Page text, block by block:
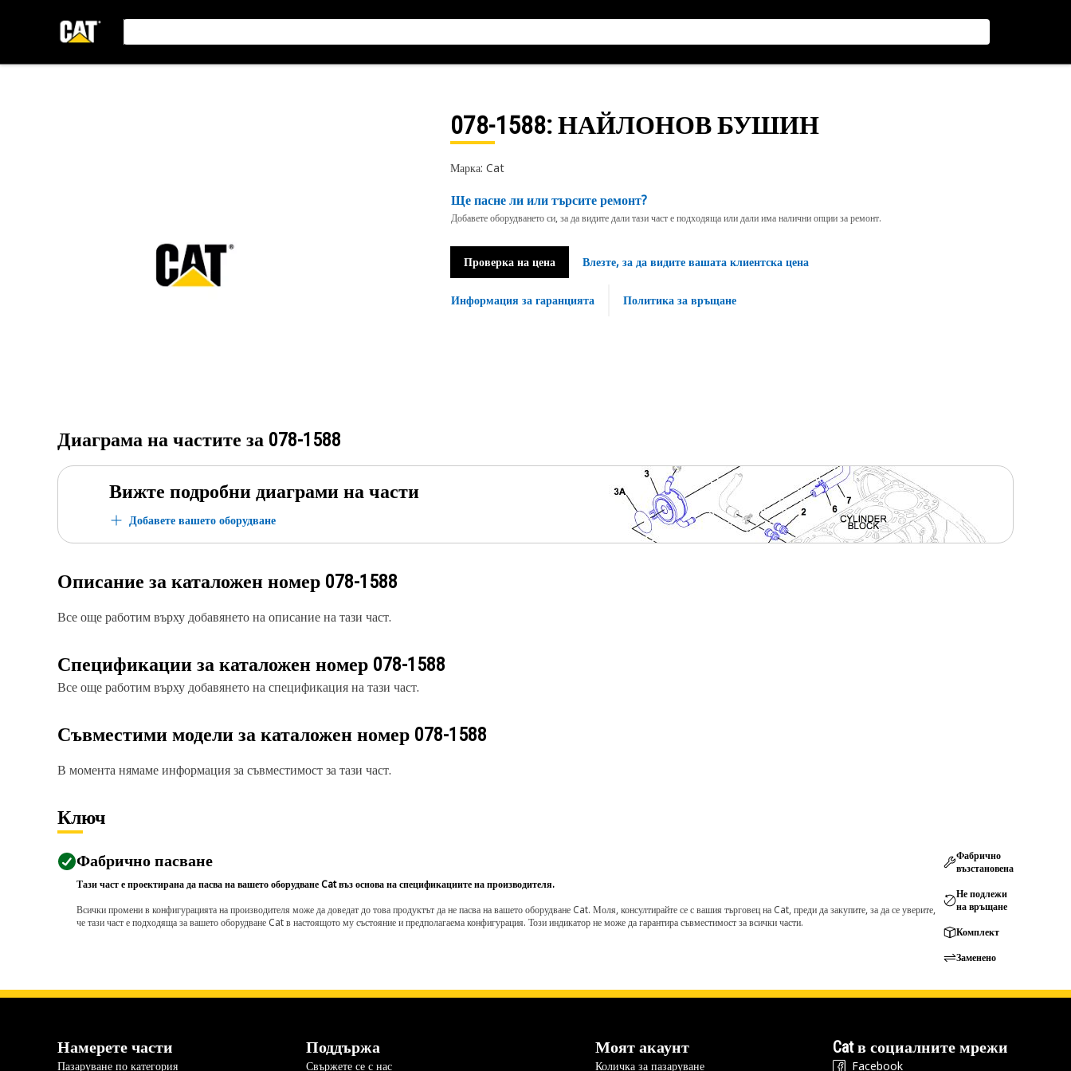
078-1588: НАЙЛОНОВ БУШИН
Марка: Cat
Ще пасне ли или търсите ремонт?
Добавете оборудването си, за да видите дали тази част е подходяща или дали има налични опции за ремонт.
Проверка на цена Влезте, за да видите вашата клиентска цена
Информация за гаранцията Политика за връщане
Диаграма на частите за 078-1588
Вижте подробни диаграми на части
Добавете вашето оборудване
Описание за каталожен номер 078-1588
Все още работим върху добавянето на описание на тази част.
Спецификации за каталожен номер 078-1588
Все още работим върху добавянето на спецификация на тази част.
Съвместими модели за каталожен номер 078-1588
В момента нямаме информация за съвместимост за тази част.
Ключ
Фабрично пасване
Тази част е проектирана да пасва на вашето оборудване Cat въз основа на спецификациите на производителя.
Всички промени в конфигурацията на производителя може да доведат до това продуктът да не пасва на вашето оборудване Cat. Моля, консултирайте се с вашия търговец на Cat, преди да закупите, за да се уверите,
че тази част е подходяща за вашето оборудване Cat в настоящото му състояние и предполагаема конфигурация. Този индикатор не може да гарантира съвместимост за всички части.
Фабрично
възстановена
Не подлежи
на връщане
Комплект
Заменено
Намерете части
Пазаруване по категория
Поддържа
Свържете се с нас
Моят акаунт
Количка за пазаруване
Cat в социалните мрежи
Facebook